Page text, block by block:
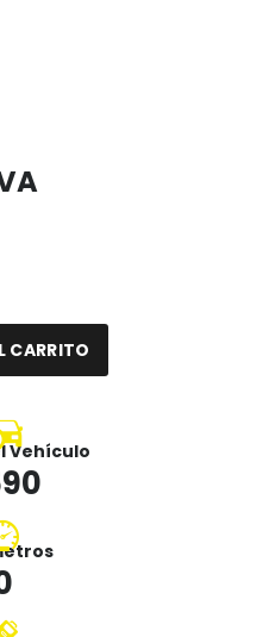
CARRITO
Vehículo